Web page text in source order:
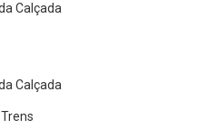
Calçada
Calçada